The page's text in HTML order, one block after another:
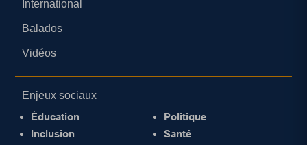
International
Balados
Vidéos
Enjeux sociaux
Éducation
Inclusion
Politique
Santé